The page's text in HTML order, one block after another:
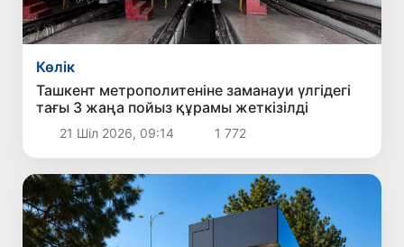
Көлік
Ташкент метрополитеніне заманауи үлгідегі
тағы 3 жаңа пойыз құрамы жеткізілді
21 Шіл 2026, 09:14 1 772